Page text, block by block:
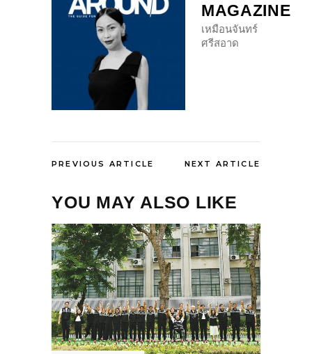
MAGAZINE
เหมือนจันทร์
ศรีสอาด
PREVIOUS ARTICLE NEXT ARTICLE
YOU MAY ALSO LIKE